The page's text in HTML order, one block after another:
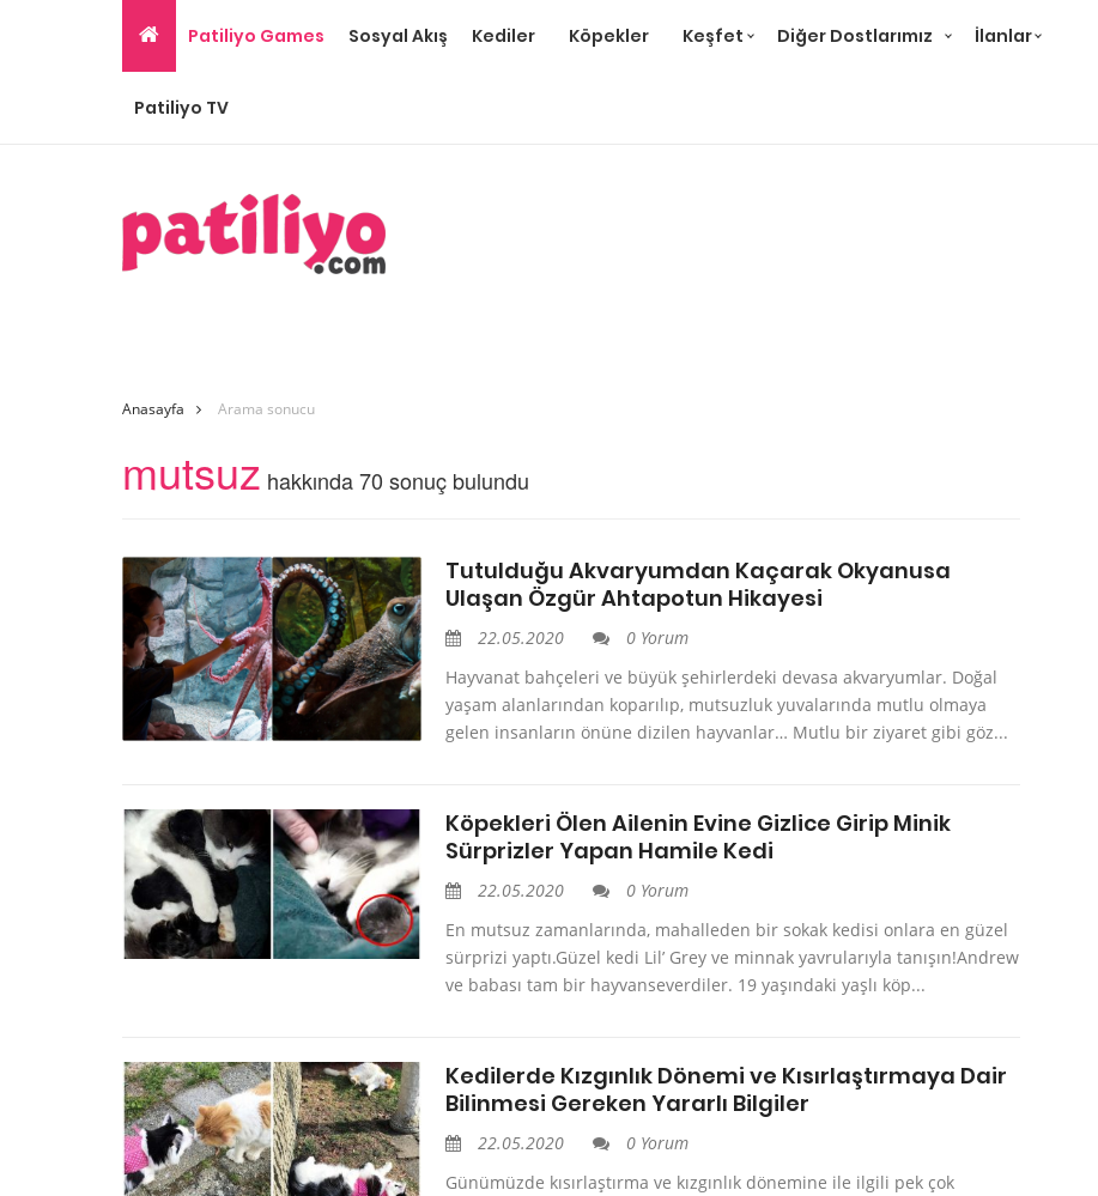
Patiliyo Games Sosyal Akış Kediler Köpekler Keşfet Diğer Dostlarımız İlanlar
Patiliyo TV
Anasayfa Arama sonucu
mutsuz hakkında 70 sonuç bulundu
Tutulduğu Akvaryumdan Kaçarak Okyanusa
Ulaşan Özgür Ahtapotun Hikayesi
22.05.2020
0 Yorum
Hayvanat bahçeleri ve büyük şehirlerdeki devasa akvaryumlar. Doğal
yaşam alanlarından koparılıp, mutsuzluk yuvalarında mutlu olmaya
gelen insanların önüne dizilen hayvanlar… Mutlu bir ziyaret gibi göz...
Köpekleri Ölen Ailenin Evine Gizlice Girip Minik
Sürprizler Yapan Hamile Kedi
22.05.2020
0 Yorum
En mutsuz zamanlarında, mahalleden bir sokak kedisi onlara en güzel
sürprizi yaptı.Güzel kedi Lil’ Grey ve minnak yavrularıyla tanışın!Andrew
ve babası tam bir hayvanseverdiler. 19 yaşındaki yaşlı köp...
Kedilerde Kızgınlık Dönemi ve Kısırlaştırmaya Dair
Bilinmesi Gereken Yararlı Bilgiler
22.05.2020
0 Yorum
Günümüzde kısırlaştırma ve kızgınlık dönemine ile ilgili pek çok